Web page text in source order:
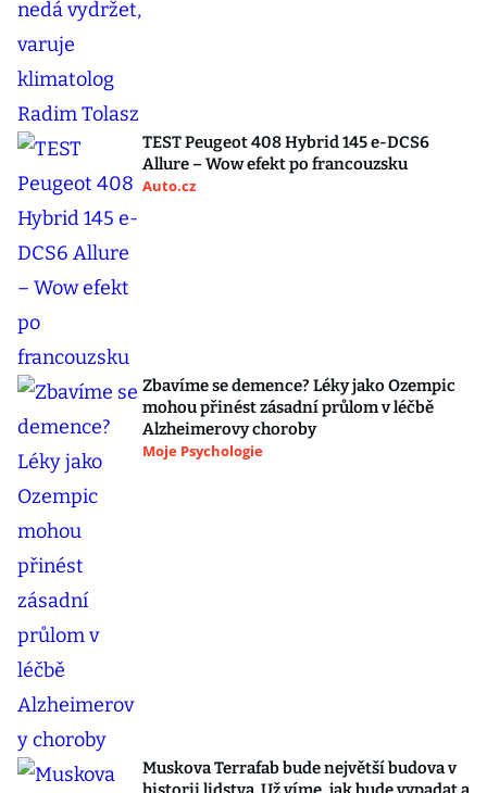
TEST Peugeot 408 Hybrid 145 e-DCS6
Allure – Wow efekt po francouzsku
Auto.cz
Zbavíme se demence? Léky jako Ozempic
mohou přinést zásadní průlom v léčbě
Alzheimerovy choroby
Moje Psychologie
Muskova Terrafab bude největší budova v